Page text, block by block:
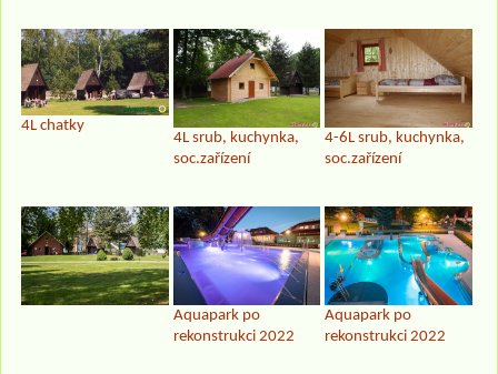
4L chatky
4L srub, kuchynka,
soc.zařízení
4-6L srub, kuchynka,
soc.zařízení
Aquapark po
rekonstrukci 2022
Aquapark po
rekonstrukci 2022